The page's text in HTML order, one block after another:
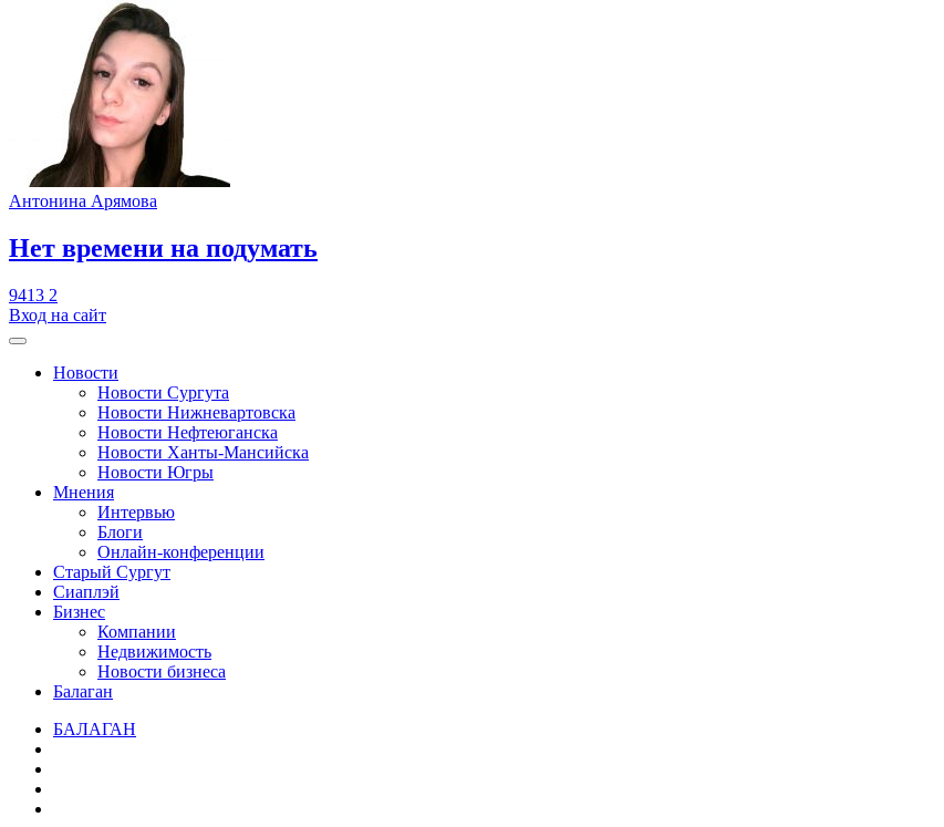
Антонина Арямова
​Нет времени на подумать
9413 2
Вход на сайт
Новости
Новости Сургута
Новости Нижневартовска
Новости Нефтеюганска
Новости Ханты-Мансийска
Новости Югры
Мнения
Интервью
Блоги
Онлайн-конференции
Старый Сургут
Сиаплэй
Бизнес
Компании
Недвижимость
Новости бизнеса
Балаган
БАЛАГАН